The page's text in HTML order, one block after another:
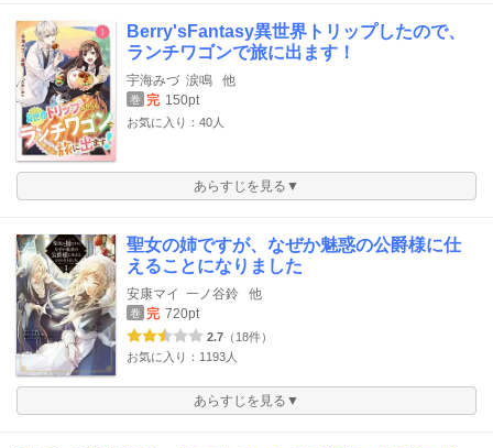
Berry'sFantasy異世界トリップしたので、
ランチワゴンで旅に出ます！
宇海みづ 涙鳴 他
巻 完 150pt
お気に入り：40人
あらすじを見る▼
聖女の姉ですが、なぜか魅惑の公爵様に仕
えることになりました
安康マイ 一ノ谷鈴 他
巻 完 720pt
2.7 （18件）
お気に入り：1193人
あらすじを見る▼